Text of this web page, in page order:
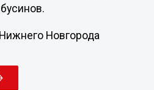
Новгорода